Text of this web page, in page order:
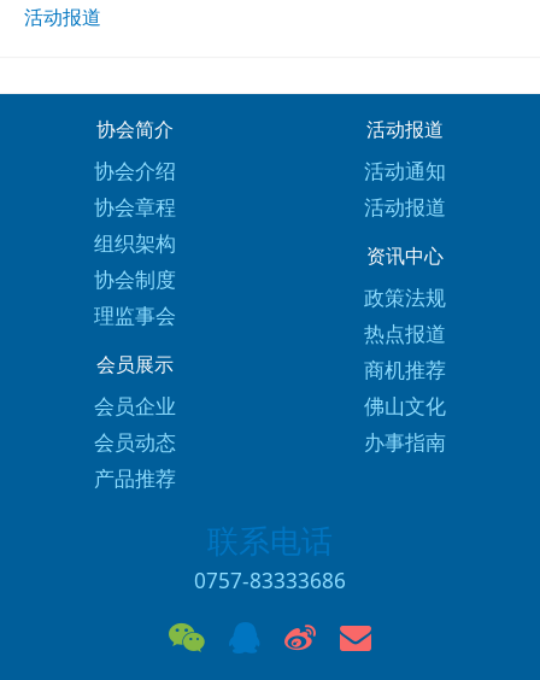
活动报道
协会简介
协会介绍
协会章程
组织架构
协会制度
理监事会
活动报道
活动通知
活动报道
资讯中心
政策法规
热点报道
商机推荐
佛山文化
办事指南
会员展示
会员企业
会员动态
产品推荐
联系电话
0757-83333686